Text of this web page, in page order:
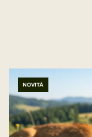
NOVITÀ